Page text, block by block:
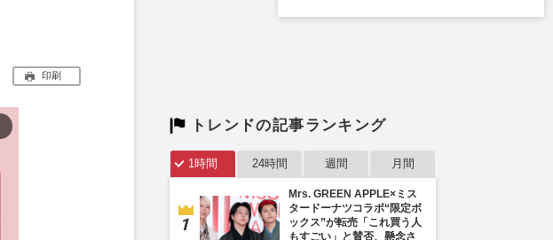
印刷
トレンドの記事ランキング
1時間 24時間 週間 月間
Mrs. GREEN APPLE×ミス
タードーナツコラボ“限定ボ
ックス”が転売「これ買う人
もすごい」と賛否、懸念さ